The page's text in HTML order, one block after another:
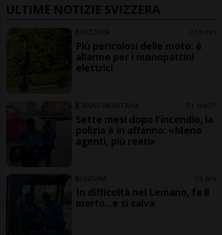
ULTIME NOTIZIE SVIZZERA
SVIZZERA 15 min
Più pericolosi delle moto: è
allarme per i monopattini
elettrici
CRANS-MONTANA 1 ora 1
Sette mesi dopo l'incendio, la
polizia è in affanno: «Meno
agenti, più reati»
GINEVRA 1 ora
In difficoltà nel Lemano, fa il
morto...e si salva